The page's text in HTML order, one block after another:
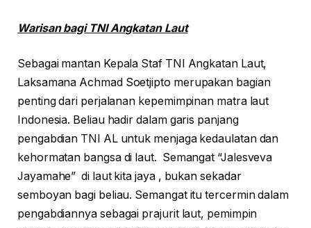
Warisan bagi TNI Angkatan Laut
Sebagai mantan Kepala Staf TNI Angkatan Laut,
Laksamana Achmad Soetjipto merupakan bagian
penting dari perjalanan kepemimpinan matra laut
Indonesia. Beliau hadir dalam garis panjang
pengabdian TNI AL untuk menjaga kedaulatan dan
kehormatan bangsa di laut. Semangat “Jalesveva
Jayamahe” di laut kita jaya , bukan sekadar
semboyan bagi beliau. Semangat itu tercermin dalam
pengabdiannya sebagai prajurit laut, pemimpin